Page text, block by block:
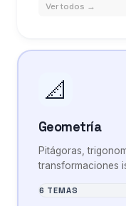
Ver todos →
📐
Geometría
Pitágoras,
transformaciones
6 TEMAS